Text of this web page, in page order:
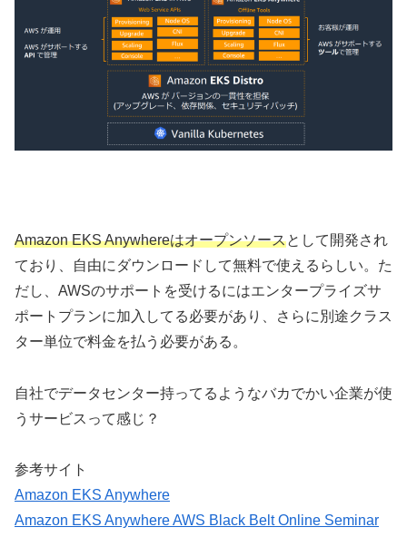
Amazon EKS Anywhereはオープンソースとして開発され
ており、自由にダウンロードして無料で使えるらしい。た
だし、AWSのサポートを受けるにはエンタープライズサ
ポートプランに加入してる必要があり、さらに別途クラス
ター単位で料金を払う必要がある。
自社でデータセンター持ってるようなバカでかい企業が使
うサービスって感じ？
参考サイト
Amazon EKS Anywhere
Amazon EKS Anywhere AWS Black Belt Online Seminar